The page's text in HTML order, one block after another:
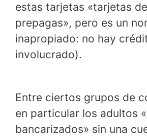
estas tarjetas «tarjetas
prepagas», pero es un
inapropiado: no hay
involucrado).
Entre ciertos grupos de
en particular los adultos
bancarizados» sin una